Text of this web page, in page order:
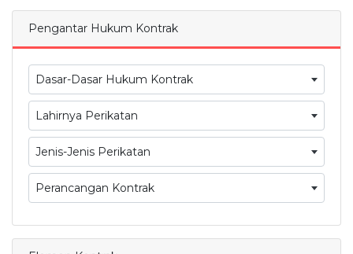
Pengantar Hukum Kontrak
Dasar-Dasar Hukum Kontrak
Lahirnya Perikatan
Jenis-Jenis Perikatan
Perancangan Kontrak